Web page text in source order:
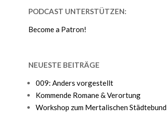
PODCAST UNTERSTÜTZEN:
Become a Patron!
NEUESTE BEITRÄGE
009: Anders vorgestellt
Kommende Romane & Verortung
Workshop zum Mertalischen Städtebund